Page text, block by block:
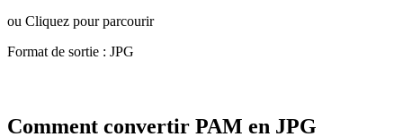
ou Cliquez pour parcourir
Format de sortie : JPG
Comment convertir PAM en JPG